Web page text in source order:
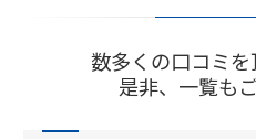
数多くの口コミを
是非、一覧も